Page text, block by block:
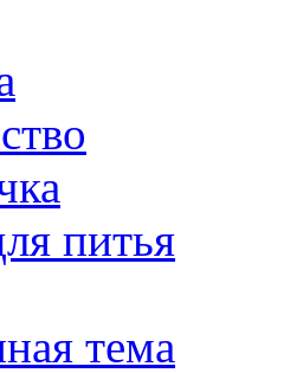
питья
тема